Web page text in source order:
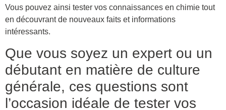
Vous pouvez ainsi tester vos connaissances en chimie tout
en découvrant de nouveaux faits et informations
intéressants.
Que vous soyez un expert ou un
débutant en matière de culture
générale, ces questions sont
l’occasion idéale de tester vos